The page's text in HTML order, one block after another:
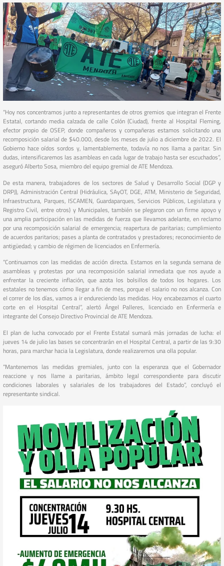
“Hoy nos concentramos junto a representantes de otros gremios que integran el Frente
Estatal, cortando media calzada de calle Colón (Ciudad), frente al Hospital Fleming,
efector propio de OSEP, donde compañeros y compañeras estamos solicitando una
recomposición salarial de $40.000, desde los meses de julio a diciembre de 2022. El
Gobierno hace oídos sordos y, lamentablemente, todavía no nos llama a paritar. Sin
dudas, intensificaremos las asambleas en cada lugar de trabajo hasta ser escuchados”,
aseguró Alberto Sosa, miembro del equipo gremial de ATE Mendoza.
De esta manera, trabajadores de los sectores de Salud y Desarrollo Social (DGP y
DRPJ), Administración Central (Hidráulica, SAyOT, DGE, ATM, Ministerio de Seguridad,
Infraestructura, Parques, ISCAMEN, Guardaparques, Servicios Públicos, Legislatura y
Registro Civil, entre otros) y Municipales, también se plegaron con un firme apoyo y
una amplia participación en las medidas de fuerza que llevamos adelante, en reclamo
por una recomposición salarial de emergencia; reapertura de paritarias; cumplimiento
de acuerdos paritarios; pases a planta de contratados y prestadores; reconocimiento de
antigüedad; y cambio de régimen de licenciados en Enfermería.
“Continuamos con las medidas de acción directa. Estamos en la segunda semana de
asambleas y protestas por una recomposición salarial inmediata que nos ayude a
enfrentar la creciente inflación, que azota los bolsillos de todos los hogares. Los
estatales no tenemos cómo llegar a fin de mes, porque el salario no nos alcanza. Con
el correr de los días, vamos a ir endureciendo las medidas. Hoy encabezamos el cuarto
corte en el Hospital Central”, alertó Ángel Palleres, licenciado en Enfermería e
integrante del Consejo Directivo Provincial de ATE Mendoza.
El plan de lucha convocado por el Frente Estatal sumará más jornadas de lucha: el
jueves 14 de julio las bases se concentrarán en el Hospital Central, a partir de las 9:30
horas, para marchar hacia la Legislatura, donde realizaremos una olla popular.
“Mantenemos las medidas gremiales, junto con la esperanza que el Gobernador
reaccione y nos llame a paritarias, ámbito legal correspondiente para discutir
condiciones laborales y salariales de los trabajadores del Estado”, concluyó el
representante sindical.